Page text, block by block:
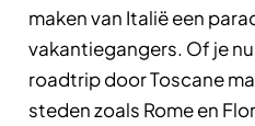
maken van Italië een
vakantiegangers. Of je
roadtrip door Toscane
steden zoals Rome en